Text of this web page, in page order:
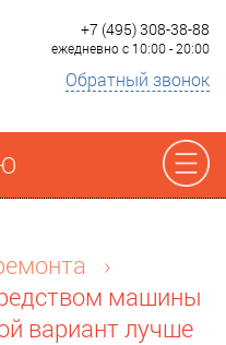
+7 (495) 308-38-88
ежедневно с 10:00 - 20:00
Обратный звонок
›
машины
вариант лучше